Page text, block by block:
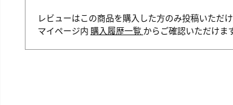
レビューはこの商品を購入した方のみ投稿いただ
マイページ内 購入履歴一覧 からご確認いただけま